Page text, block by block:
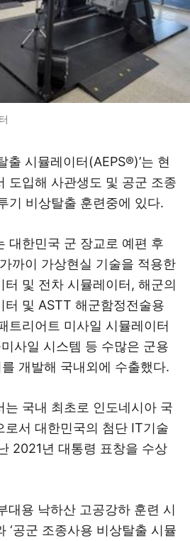
출 시뮬레이터(AEPS®)’는 현
도입해 사관생도 및 공군 조종
기 비상탈출 훈련중에 있다.
대한민국 군 장교로 예편 후
까이 가상현실 기술을 적용한
및 전차 시뮬레이터, 해군의
터 및 ASTT 해군함정전술용
트리어트 미사일 시뮬레이터
미사일 시스템 등 수많은 군용
개발해 국내외에 수출했다.
는 국내 최초로 인도네시아 국
로서 대한민국의 첨단 IT기술
2021년 대통령 표창을 수상
대용 낙하산 고공강하 훈련 시
‘공군 조종사용 비상탈출 시뮬